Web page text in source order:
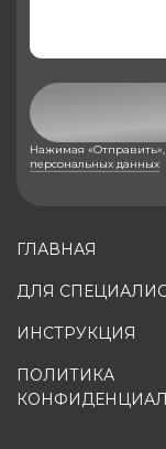
ГЛАВНАЯ
ДЛЯ
ИНСТРУКЦИЯ
ПОЛИТИКА
Нажимая «Отправить»,
персональных данных